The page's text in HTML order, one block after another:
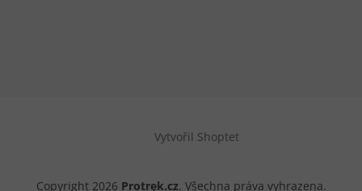
Vytvořil Shoptet
Copyright 2026 Protrek.cz. Všechna práva vyhrazena.